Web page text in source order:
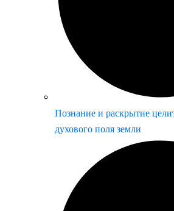
Познание и раскрытие
духового поля земли